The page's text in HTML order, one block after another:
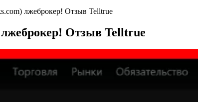
лжеброкер! Отзыв Telltrue
лжеброкер! Отзыв Telltrue